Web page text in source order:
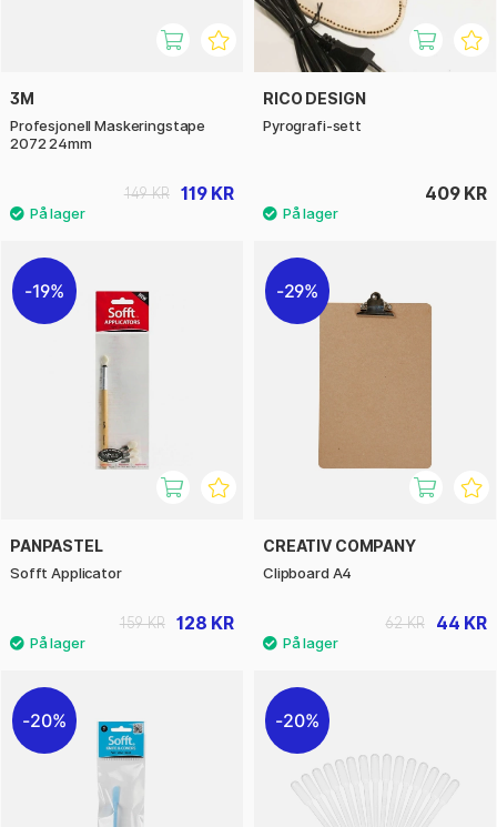
3M
Profesjonell Maskeringstape
2072 24mm
119 KR
149 KR
RICO DESIGN
Pyrografi-sett
409 KR
19%
PANPASTEL
Sofft Applicator
128 KR
159 KR
29%
CREATIV COMPANY
Clipboard A4
44 KR
62 KR
20% 20%